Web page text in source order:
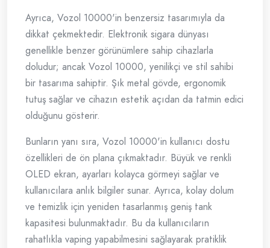
Ayrıca, Vozol 10000'in benzersiz tasarımıyla da
dikkat çekmektedir. Elektronik sigara dünyası
genellikle benzer görünümlere sahip cihazlarla
doludur; ancak Vozol 10000, yenilikçi ve stil sahibi
bir tasarıma sahiptir. Şık metal gövde, ergonomik
tutuş sağlar ve cihazın estetik açıdan da tatmin edici
olduğunu gösterir.
Bunların yanı sıra, Vozol 10000'in kullanıcı dostu
özellikleri de ön plana çıkmaktadır. Büyük ve renkli
OLED ekran, ayarları kolayca görmeyi sağlar ve
kullanıcılara anlık bilgiler sunar. Ayrıca, kolay dolum
ve temizlik için yeniden tasarlanmış geniş tank
kapasitesi bulunmaktadır. Bu da kullanıcıların
rahatlıkla vaping yapabilmesini sağlayarak pratiklik